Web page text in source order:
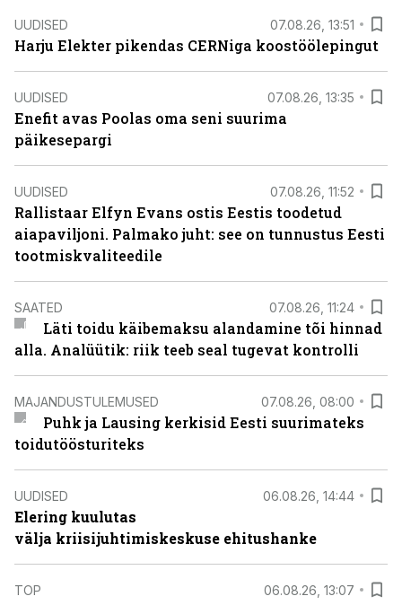
UUDISED 07.08.26, 13:51
Harju Elekter pikendas CERNiga koostöölepingut
UUDISED 07.08.26, 13:35
Enefit avas Poolas oma seni suurima
päikesepargi
UUDISED 07.08.26, 11:52
Rallistaar Elfyn Evans ostis Eestis toodetud
aiapaviljoni. Palmako juht: see on tunnustus Eesti
tootmiskvaliteedile
SAATED 07.08.26, 11:24
Läti toidu käibemaksu alandamine tõi hinnad
alla. Analüütik: riik teeb seal tugevat kontrolli
MAJANDUSTULEMUSED 07.08.26, 08:00
Puhk ja Lausing kerkisid Eesti suurimateks
toidutöösturiteks
UUDISED 06.08.26, 14:44
Elering kuulutas
välja kriisijuhtimiskeskuse ehitushanke
TOP 06.08.26, 13:07